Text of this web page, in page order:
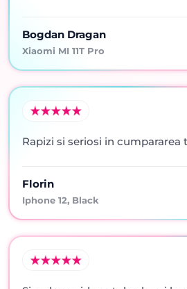
Bogdan Dragan
Xiaomi MI 11T Pro
Rapizi si seriosi in cumpararea
Florin
Iphone 12, Black